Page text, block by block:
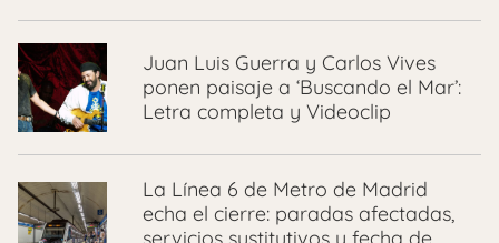
Juan Luis Guerra y Carlos Vives
ponen paisaje a ‘Buscando el Mar’:
Letra completa y Videoclip
La Línea 6 de Metro de Madrid
echa el cierre: paradas afectadas,